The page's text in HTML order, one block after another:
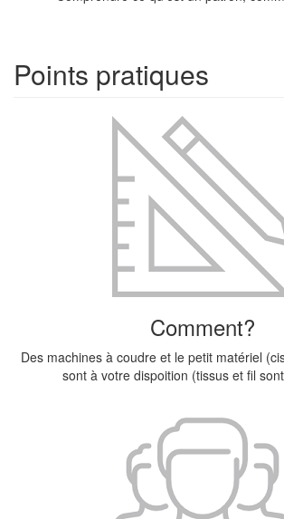
Points pratiques
Comment?
Des machines à coudre et le petit matériel
sont à votre dispoition (tissus et fil